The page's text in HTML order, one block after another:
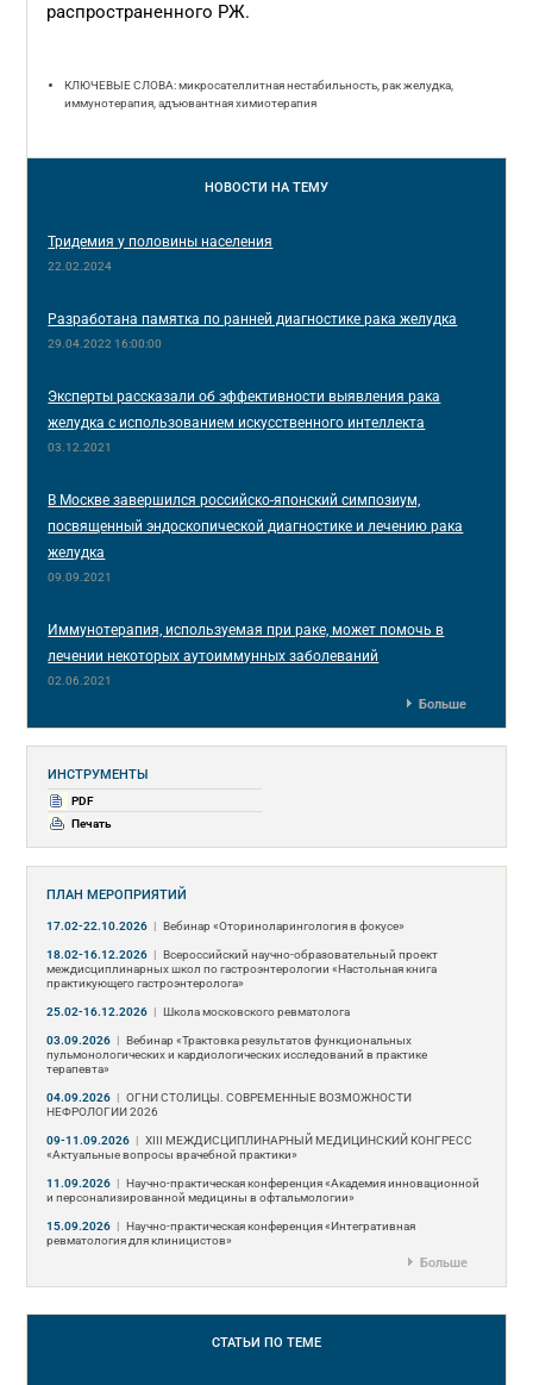
распространенного РЖ.
КЛЮЧЕВЫЕ СЛОВА: микросателлитная нестабильность, рак желудка,
иммунотерапия, адъювантная химиотерапия
НОВОСТИ НА ТЕМУ
Тридемия у половины населения
22.02.2024
Разработана памятка по ранней диагностике рака желудка
29.04.2022 16:00:00
Эксперты рассказали об эффективности выявления рака
желудка с использованием искусственного интеллекта
03.12.2021
В Москве завершился российско-японский симпозиум,
посвященный эндоскопической диагностике и лечению рака
желудка
09.09.2021
Иммунотерапия, используемая при раке, может помочь в
лечении некоторых аутоиммунных заболеваний
02.06.2021
Больше
ИНСТРУМЕНТЫ
PDF
Печать
ПЛАН МЕРОПРИЯТИЙ
17.02-22.10.2026 | Вебинар «Оториноларингология в фокусе»
18.02-16.12.2026 | Всероссийский научно-образовательный проект
междисциплинарных школ по гастроэнтерологии «Настольная книга
практикующего гастроэнтеролога»
25.02-16.12.2026 | Школа московского ревматолога
03.09.2026 | Вебинар «Трактовка результатов функциональных
пульмонологических и кардиологических исследований в практике
терапевта»
04.09.2026 | ОГНИ СТОЛИЦЫ. СОВРЕМЕННЫЕ ВОЗМОЖНОСТИ
НЕФРОЛОГИИ 2026
09-11.09.2026 | ХIII МЕЖДИСЦИПЛИНАРНЫЙ МЕДИЦИНСКИЙ КОНГРЕСС
«Актуальные вопросы врачебной практики»
11.09.2026 | Научно-практическая конференция «Академия инновационной
и персонализированной медицины в офтальмологии»
15.09.2026 | Научно-практическая конференция «Интегративная
ревматология для клиницистов»
Больше
СТАТЬИ ПО ТЕМЕ